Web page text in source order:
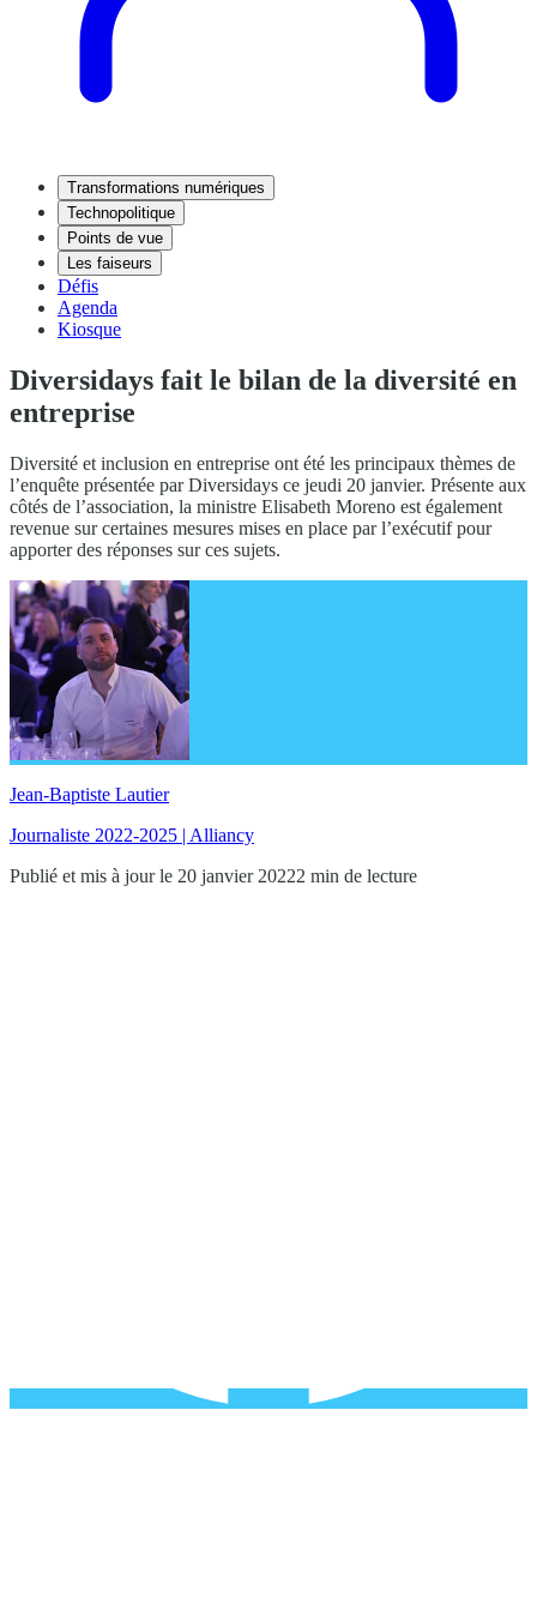
Transformations numériques
Technopolitique
Points de vue
Les faiseurs
Défis
Agenda
Kiosque
Diversidays fait le bilan de la diversité en
entreprise
Diversité et inclusion en entreprise ont été les principaux thèmes de
l’enquête présentée par Diversidays ce jeudi 20 janvier. Présente aux
côtés de l’association, la ministre Elisabeth Moreno est également
revenue sur certaines mesures mises en place par l’exécutif pour
apporter des réponses sur ces sujets.
Jean-Baptiste Lautier
Journaliste 2022-2025 | Alliancy
Publié et mis à jour le 20 janvier 20222 min de lecture